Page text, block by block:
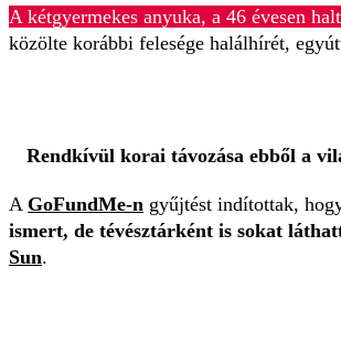
A kétgyermekes anyuka, a 46 évesen
közölte korábbi felesége halálhírét,
Rendkívül korai távozása ebből a
A GoFundMe-n gyűjtést indítottak,
ismert, de tévésztárként is sokat
Sun.